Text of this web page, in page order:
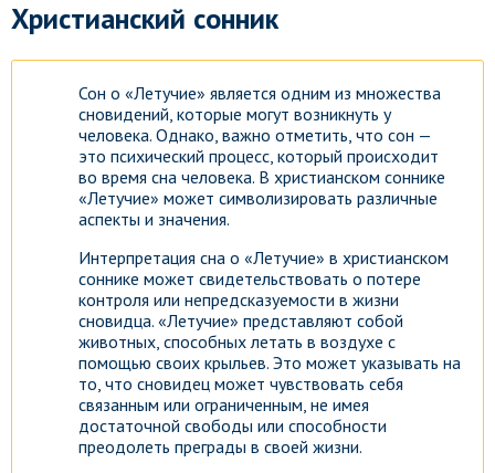
Христианский сонник
Сон о «Летучие» является одним из множества
сновидений, которые могут возникнуть у
человека. Однако, важно отметить, что сон —
это психический процесс, который происходит
во время сна человека. В христианском соннике
«Летучие» может символизировать различные
аспекты и значения.
Интерпретация сна о «Летучие» в христианском
соннике может свидетельствовать о потере
контроля или непредсказуемости в жизни
сновидца. «Летучие» представляют собой
животных, способных летать в воздухе с
помощью своих крыльев. Это может указывать на
то, что сновидец может чувствовать себя
связанным или ограниченным, не имея
достаточной свободы или способности
преодолеть преграды в своей жизни.